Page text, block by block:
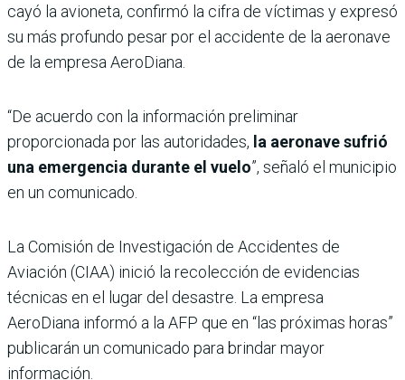
cayó la avioneta, confirmó la cifra de víctimas y expresó
su más profundo pesar por el accidente de la aeronave
de la empresa AeroDiana.
“De acuerdo con la información preliminar
proporcionada por las autoridades, la aeronave sufrió
una emergencia durante el vuelo”, señaló el municipio
en un comunicado.
La Comisión de Investigación de Accidentes de
Aviación (CIAA) inició la recolección de evidencias
técnicas en el lugar del desastre. La empresa
AeroDiana informó a la AFP que en “las próximas horas”
publicarán un comunicado para brindar mayor
información.